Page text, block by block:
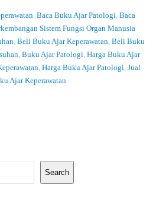
Baca Buku Ajar Patologi Baca
Sistem Fungsi Organ Manusia
Beli Buku Ajar Keperawatan Beli Buku
Buku Ajar Patologi Harga Buku Ajar
Harga Buku Ajar Patologi Jual
Ajar Keperawatan
Search